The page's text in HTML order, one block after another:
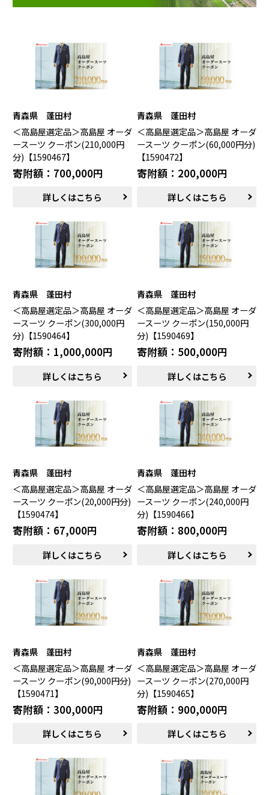
新発田市（新潟県）南魚沼市（新潟県）
都留市（山梨県）
高山市（岐阜県）
関市（岐阜県）
中津川市（岐阜県）
美濃加茂市（岐阜県）
郡上市（岐阜県）
浜松市（静岡県）
近畿エリア
松阪市（三重県）
鳥羽市（三重県）
多気町（三重県）
明和町（三重県）
東近江市（滋賀県）
京都市（京都府）
泉佐野市（大阪府）
岸和田市（大阪府）
阪南市（大阪府）
堺市（大阪府）
神戸市（兵庫県）
豊岡市（兵庫県）
三木市（兵庫県）
香美町（兵庫県）
中国エリア
米子市（鳥取県）倉吉市（鳥取県）
境港市（鳥取県）
琴浦町（鳥取県）
日吉津村（鳥取県）
大山町（鳥取県）
南部町（鳥取県） 伯耆町（鳥取県）
日南町（鳥取県）
日野町（鳥取県）
大田市（島根県）
安来市（島根県）
岡山市（岡山県）
倉敷市（岡山県）
高梁市（岡山県）
瀬戸内市（岡山県）
小豆島町（香川県）
松山市（愛媛県）
東温市（愛媛県）砥部町（愛媛県）
九州エリア
宇城市（熊本県）
指宿市（鹿児島県）
青森県 蓬田村
＜高島屋選定品＞高島屋 オーダ
ースーツ クーポン(210,000円
分)【1590467】
寄附額：700,000円
詳しくはこちら
青森県 蓬田村
＜高島屋選定品＞高島屋 オーダ
ースーツ クーポン(60,000円分)
【1590472】
寄附額：200,000円
詳しくはこちら
青森県 蓬田村
＜高島屋選定品＞高島屋 オーダ
ースーツ クーポン(300,000円
分)【1590464】
寄附額：1,000,000円
詳しくはこちら
青森県 蓬田村
＜高島屋選定品＞高島屋 オーダ
ースーツ クーポン(150,000円
分)【1590469】
寄附額：500,000円
詳しくはこちら
青森県 蓬田村
＜高島屋選定品＞高島屋 オーダ
ースーツ クーポン(20,000円分)
【1590474】
寄附額：67,000円
詳しくはこちら
青森県 蓬田村
＜高島屋選定品＞高島屋 オーダ
ースーツ クーポン(240,000円
分)【1590466】
寄附額：800,000円
詳しくはこちら
青森県 蓬田村
＜高島屋選定品＞高島屋 オーダ
ースーツ クーポン(90,000円分)
【1590471】
寄附額：300,000円
詳しくはこちら
青森県 蓬田村
＜高島屋選定品＞高島屋 オーダ
ースーツ クーポン(270,000円
分)【1590465】
寄附額：900,000円
詳しくはこちら